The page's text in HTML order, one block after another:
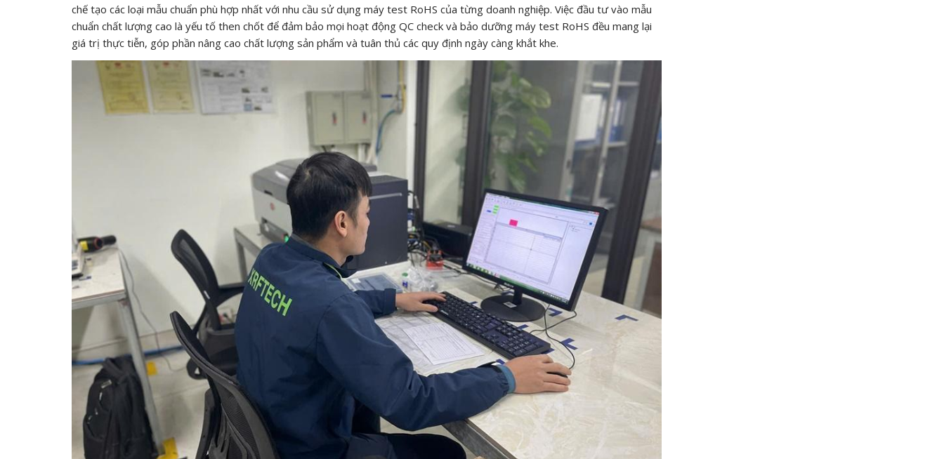
chế tạo các loại mẫu chuẩn phù hợp nhất với nhu cầu sử dụng máy test RoHS của từng doanh nghiệp. Việc đầu tư vào mẫu
chuẩn chất lượng cao là yếu tố then chốt để đảm bảo mọi hoạt động QC check và bảo dưỡng máy test RoHS đều mang lại
giá trị thực tiễn, góp phần nâng cao chất lượng sản phẩm và tuân thủ các quy định ngày càng khắt khe.